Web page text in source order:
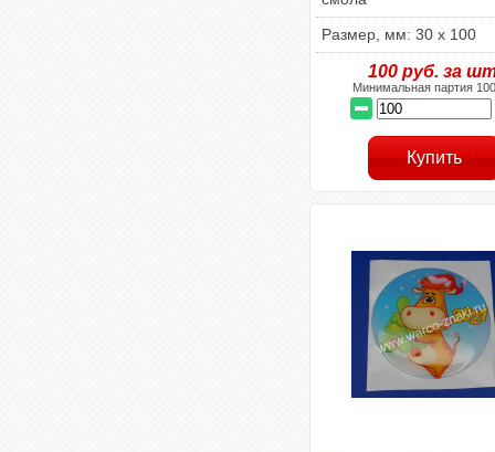
Размер, мм: 30 х 100
100руб. за
Минимальная партия